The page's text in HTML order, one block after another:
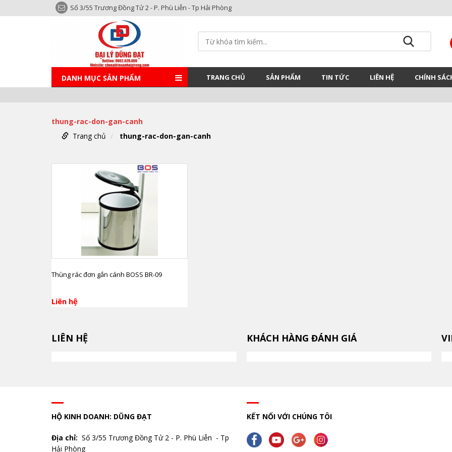
Số 3/55 Trương Đồng Tử 2 - P. Phù Liễn - Tp Hải Phòng
DANH MỤC SẢN PHẨM TRANG CHỦ SẢN PHẨM TIN TỨC LIÊN HỆ CHÍNH
thung-rac-don-gan-canh
Trang chủ
thung-rac-don-gan-canh
Thùng rác đơn gắn cánh BOSS BR-09
Liên hệ
LIÊN HỆ KHÁCH HÀNG ĐÁNH GIÁ
HỘ KINH DOANH: DŨNG ĐẠT
Địa chỉ: Số 3/55 Trương Đồng Tử 2 - P. Phù Liễn - Tp
Hải Phòng
KẾT NỐI VỚI CHÚNG TÔI